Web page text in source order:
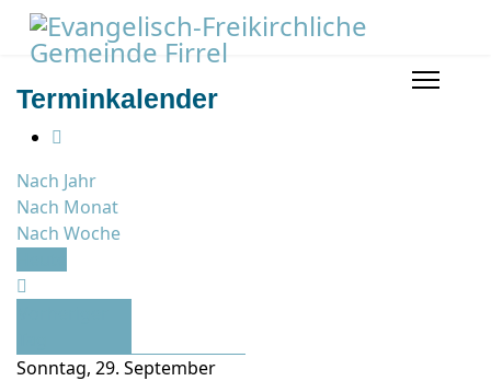
Terminkalender
Nach Jahr
Nach Monat
Nach Woche
Sonntag, 29. September